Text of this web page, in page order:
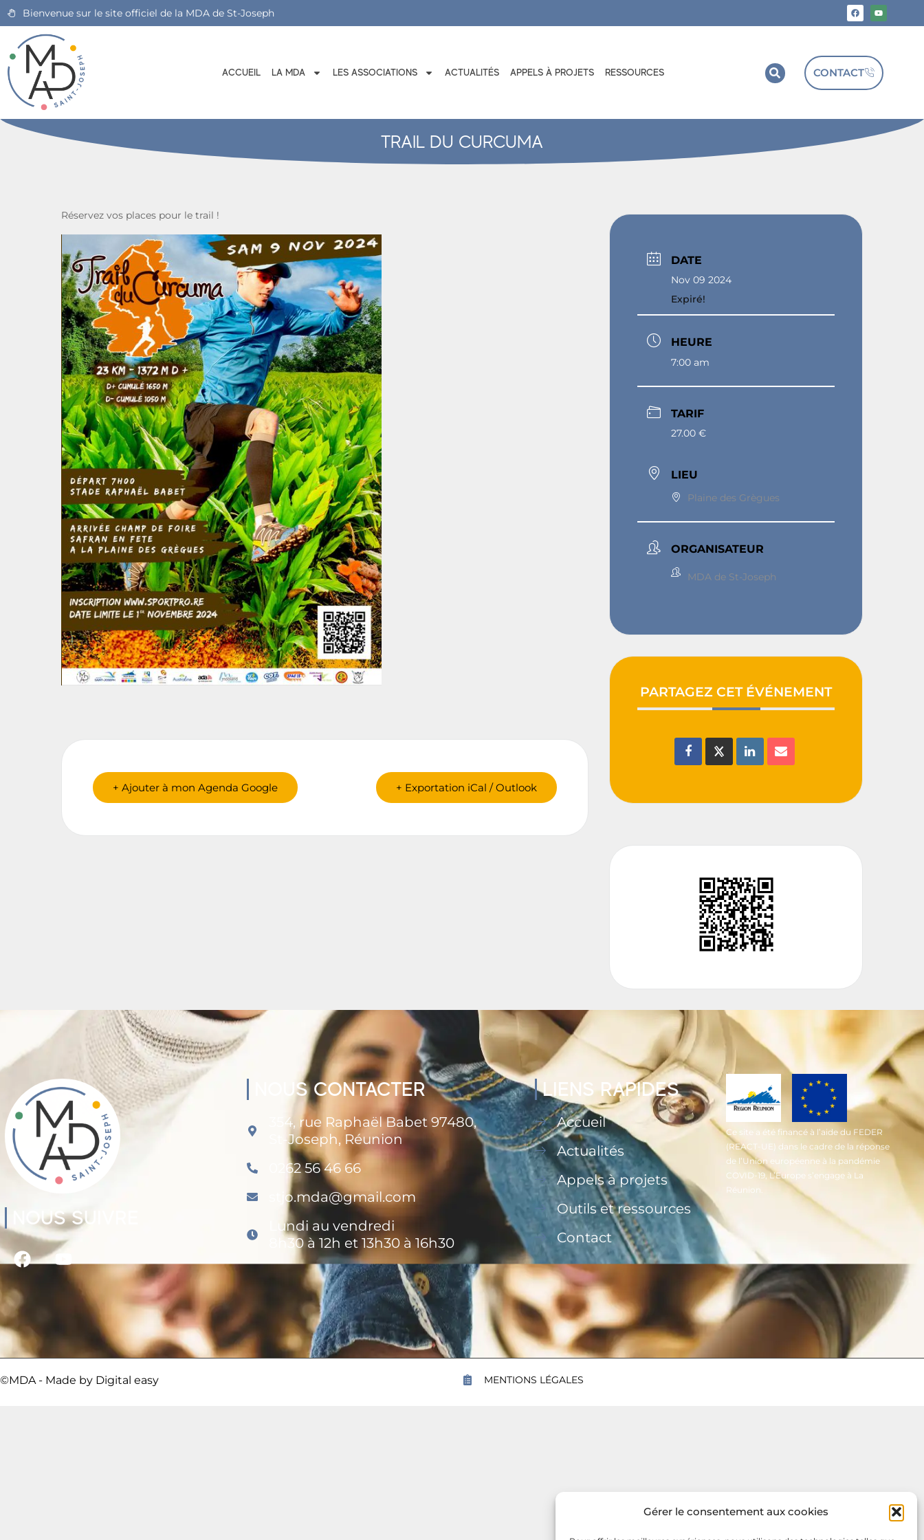
Gérer le consentement aux cookies
Bienvenue sur le site officiel de la MDA de St-Joseph
ACCUEIL LA MDA LES ASSOCIATIONS ACTUALITÉS APPELS À PROJETS RESSOURCES CONTACT
TRAIL DU CURCUMA
Réservez vos places pour le trail !
+ Ajouter à mon Agenda Google + Exportation iCal / Outlook
DATE
Nov 09 2024
Expiré!
HEURE
7:00 am
TARIF
27.00 €
LIEU
Plaine des Grègues
ORGANISATEUR
MDA de St-Joseph
PARTAGEZ CET ÉVÉNEMENT
NOUS SUIVRE
NOUS CONTACTER
354, rue Raphaël Babet 97480,
St-Joseph, Réunion
0262 56 46 66
stjo.mda@gmail.com
Lundi au vendredi
8h30 à 12h et 13h30 à 16h30
LIENS RAPIDES
Accueil
Actualités
Appels à projets
Outils et ressources
Contact
Ce site a été financé à l’aide du FEDER
(REACT-UE) dans le cadre de la réponse
de l’Union européenne à la pandémie
COVID-19, L’Europe s’engage à La
Réunion.
©MDA - Made by Digital easy MENTIONS LÉGALES